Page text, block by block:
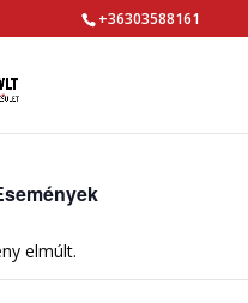
+36303588161
elmúlt.